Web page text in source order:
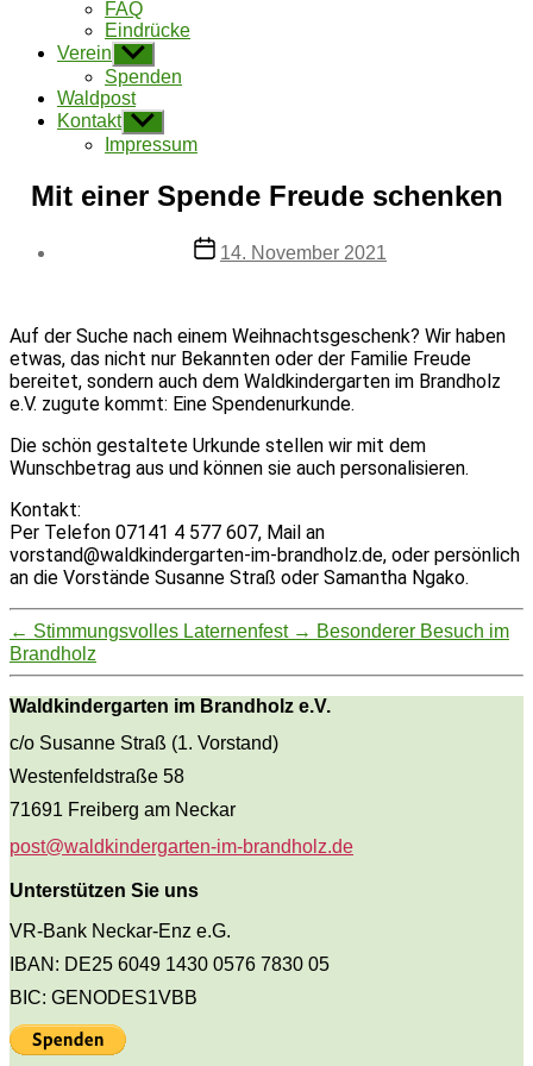
FAQ
Eindrücke
Verein Untermenü
anzeigen
Spenden
Waldpost
Kontakt Untermenü
anzeigen
Impressum
Mit einer Spende Freude schenken
Beitragsdatum
14. November 2021
Auf der Suche nach einem Weihnachtsgeschenk? Wir haben
etwas, das nicht nur Bekannten oder der Familie Freude
bereitet, sondern auch dem Waldkindergarten im Brandholz
e.V. zugute kommt: Eine Spendenurkunde.
Die schön gestaltete Urkunde stellen wir mit dem
Wunschbetrag aus und können sie auch personalisieren.
Kontakt:
Per Telefon 07141 4 577 607, Mail an
vorstand@waldkindergarten-im-brandholz.de, oder persönlich
an die Vorstände Susanne Straß oder Samantha Ngako.
← Stimmungsvolles Laternenfest → Besonderer Besuch im
Brandholz
Waldkindergarten im Brandholz e.V.
c/o Susanne Straß (1. Vorstand)
Westenfeldstraße 58
71691 Freiberg am Neckar
post@waldkindergarten-im-brandholz.de
Unterstützen Sie uns
VR-Bank Neckar-Enz e.G.
IBAN: DE25 6049 1430 0576 7830 05
BIC: GENODES1VBB